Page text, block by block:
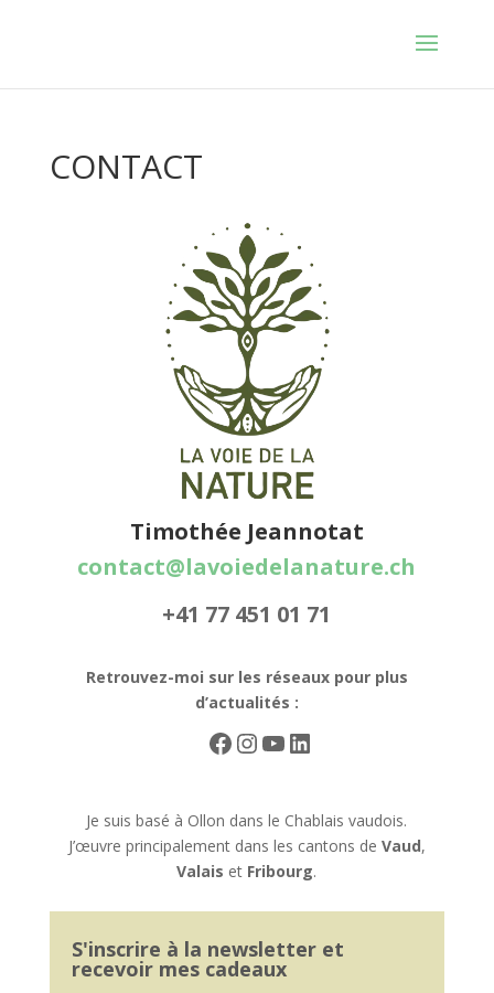
CONTACT
Timothée Jeannotat
contact@lavoiedelanature.ch
+41 77 451 01 71
Retrouvez-moi sur les réseaux pour plus
d’actualités :
Facebook InstagramYoutube LinkedIn
Je suis basé à Ollon dans le Chablais vaudois.
J’œuvre principalement dans les cantons de Vaud,
Valais et Fribourg.
S'inscrire à la newsletter et
recevoir mes cadeaux